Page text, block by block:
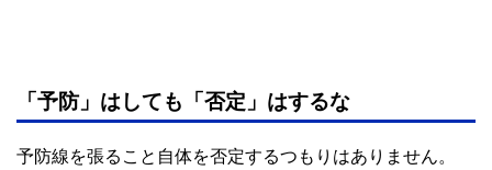
「予防」はしても「否定」はするな
予防線を張ること自体を否定するつもりはありません。